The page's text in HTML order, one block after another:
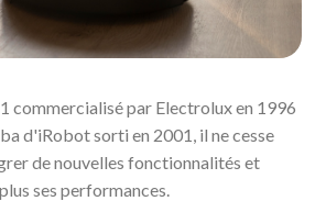
commercialisé par Electrolux en 1996
d'iRobot sorti en 2001, il ne cesse
de nouvelles fonctionnalités et
ses performances.